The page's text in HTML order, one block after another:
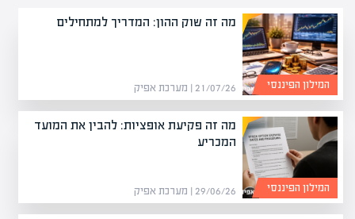
מה זה שוק ההון: המדריך למתחילים
21/07/26 | מערכת אפיק המילון הפיננסי
מה זה פקיעת אופציות: להבין את המועד
המכריע
29/06/26 | מערכת אפיק המילון הפיננסי